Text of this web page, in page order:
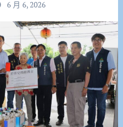
6 月 6, 2026